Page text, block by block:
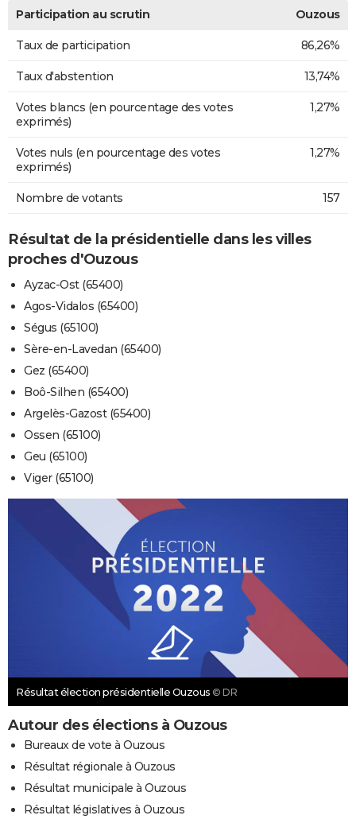
Participation au scrutin Ouzous
Taux de participation 86,26%
Taux d'abstention 13,74%
Votes blancs (en pourcentage des votes
exprimés)
1,27%
Votes nuls (en pourcentage des votes
exprimés)
1,27%
Nombre de votants 157
Résultat de la présidentielle dans les villes
proches d'Ouzous
Ayzac-Ost (65400)
Agos-Vidalos (65400)
Ségus (65100)
Sère-en-Lavedan (65400)
Gez (65400)
Boô-Silhen (65400)
Argelès-Gazost (65400)
Ossen (65100)
Geu (65100)
Viger (65100)
Résultat élection présidentielle Ouzous © DR
Autour des élections à Ouzous
Bureaux de vote à Ouzous
Résultat régionale à Ouzous
Résultat municipale à Ouzous
Résultat législatives à Ouzous